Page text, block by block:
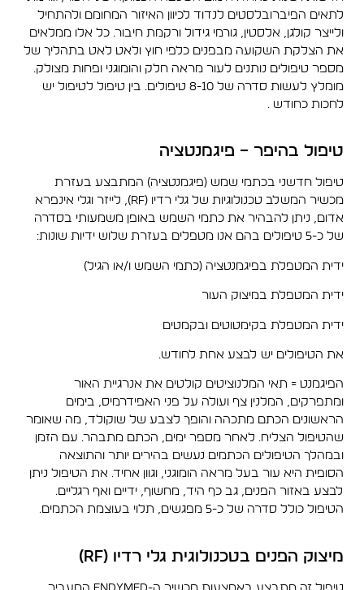
לתאים הפיברובלסטים לנדוד לכיוון האיזור המחומם ולהתחיל
ולייצר קולגן, אלסטין, גורמי גידול ורקמת חיבור. כל אלו ממלאים
את הצלקת השקועה מבפנים כלפי חוץ ולאט לאט בתהליך של
מספר טיפולים נותנים לעור מראה חלק והומוגני ופחות מצולק.
מומלץ לעשות סדרה של 8-10 טיפולים. בין טיפול לטיפול יש
לחכות כחודש .
טיפול בהיפר – פיגמנטציה
טיפול חדשני בכתמי שמש (פיגמנטציה) המתבצע בעזרת
מכשיר המשלב טכנולוגיות של גלי רדיו (RF), לייזר וגלי אינפרא
אדום, ניתן להבהיר את כתמי השמש באופן משמעותי בסדרה
של כ-5 טיפולים בהם אנו מטפלים בעזרת שלוש ידיות שונות:
ידית המטפלת בפיגמנטציה (כתמי השמש ו/או הגיל)
ידית המטפלת במיצוק העור
ידית המטפלת בקימטוטים ובקמטים
את הטיפולים יש לבצע אחת לחודש.
הפיגמנט = תאי המלנוציטים קולטים את אנרגיית האור
ומתפרקים, המלנין צף ועולה על פני האפידרמיס, בימים
הראשונים הכתם מתכהה והופך לצבע של שוקולד, מה שאומר
שהטיפול הצליח. לאחר מספר ימים, הכתם מתבהר. עם הזמן
ובמהלך הטיפולים הכתמים נעשים בהירים יותר והתוצאה
הסופית היא עור בעל מראה הומוגני, וגוון אחיד. את הטיפול ניתן
לבצע באזור הפנים, גב כף היד, מחשוף, ידיים ואף רגליים.
הטיפול כולל סדרה של כ-5 מפגשים, תלוי בעוצמת הכתמים.
מיצוק הפנים בטכנולוגית גלי רדיו (RF)